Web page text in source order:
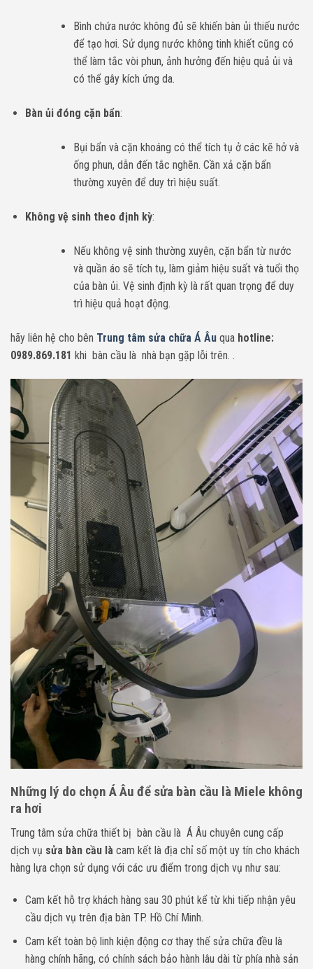
Bình chứa nước không đủ sẽ khiến bàn ủi thiếu nước
để tạo hơi. Sử dụng nước không tinh khiết cũng có
thể làm tắc vòi phun, ảnh hưởng đến hiệu quả ủi và
có thể gây kích ứng da.
Bàn ủi đóng cặn bẩn:
Bụi bẩn và cặn khoáng có thể tích tụ ở các kẽ hở và
ống phun, dẫn đến tắc nghẽn. Cần xả cặn bẩn
thường xuyên để duy trì hiệu suất.
Không vệ sinh theo định kỳ:
Nếu không vệ sinh thường xuyên, cặn bẩn từ nước
và quần áo sẽ tích tụ, làm giảm hiệu suất và tuổi thọ
của bàn ủi. Vệ sinh định kỳ là rất quan trọng để duy
trì hiệu quả hoạt động.
hãy liên hệ cho bên Trung tâm sửa chữa Á Âu qua hotline:
0989.869.181 khi bàn cầu là nhà bạn gặp lỗi trên. .
Những lý do chọn Á Âu để sửa bàn cầu là Miele không
ra hơi
Trung tâm sửa chữa thiết bị bàn cầu là Á Âu chuyên cung cấp
dịch vụ sửa bàn cầu là cam kết là địa chỉ số một uy tín cho khách
hàng lựa chọn sử dụng với các ưu điểm trong dịch vụ như sau:
Cam kết hỗ trợ khách hàng sau 30 phút kể từ khi tiếp nhận yêu
cầu dịch vụ trên địa bàn TP. Hồ Chí Minh.
Cam kết toàn bộ linh kiện động cơ thay thế sửa chữa đều là
hàng chính hãng, có chính sách bảo hành lâu dài từ phía nhà sản